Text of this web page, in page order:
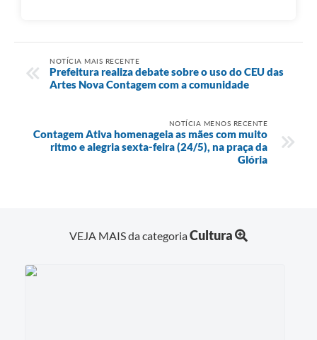
NOTÍCIA MAIS RECENTE
Prefeitura realiza debate sobre o uso do CEU das
Artes Nova Contagem com a comunidade
NOTÍCIA MENOS RECENTE
Contagem Ativa homenageia as mães com muito
ritmo e alegria sexta-feira (24/5), na praça da
Glória
VEJA MAIS da categoriaCultura